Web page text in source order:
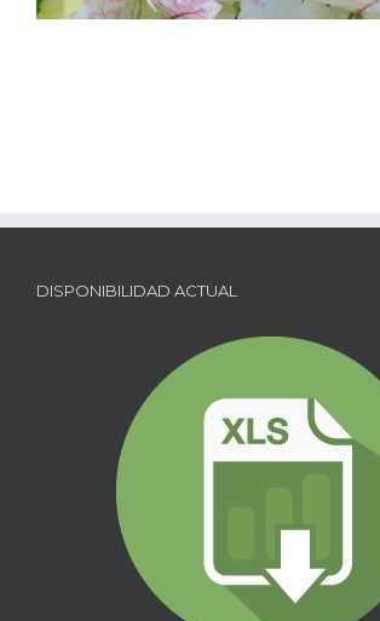
DISPONIBILIDAD ACTUAL